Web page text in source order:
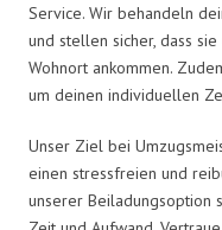
Service. Wir behandeln
und stellen sicher, dass
Wohnort ankommen.
um deinen individuellen
Unser Ziel bei
einen stressfreien und
unserer Beiladungsoption